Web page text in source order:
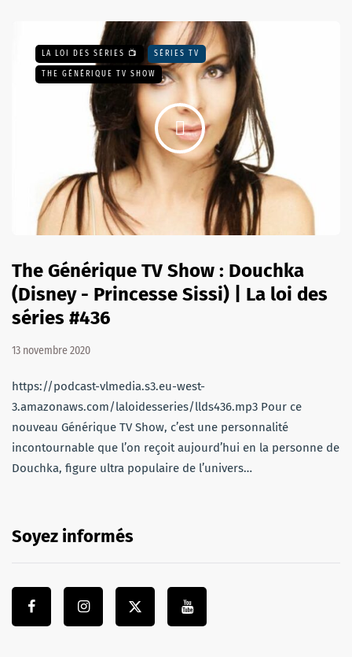
LA LOI DES SÉRIES 📺 SÉRIES TV
THE GÉNÉRIQUE TV SHOW
The Générique TV Show : Douchka
(Disney - Princesse Sissi) | La loi des
séries #436
13 novembre 2020
https://podcast-vlmedia.s3.eu-west-
3.amazonaws.com/laloidesseries/llds436.mp3 Pour ce
nouveau Générique TV Show, c’est une personnalité
incontournable que l’on reçoit aujourd’hui en la personne de
Douchka, figure ultra populaire de l’univers…
Soyez informés